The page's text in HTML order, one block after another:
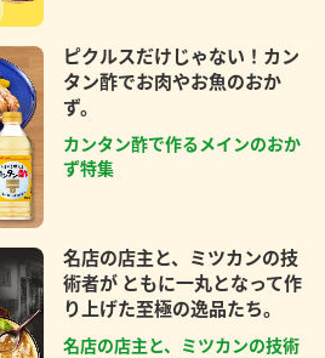
ピクルスだけじゃない！カン
タン酢でお肉やお魚のおか
ず。
カンタン酢で作るメインのおか
ず特集
名店の店主と、ミツカンの技
術者が ともに一丸となって作
り上げた至極の逸品たち。
名店の店主と、ミツカンの技術